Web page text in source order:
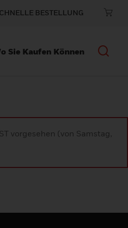
BESTELLUNG
Sie Kaufen Können
vorgesehen (von Samstag,